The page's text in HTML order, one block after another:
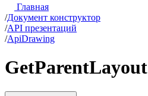
Главная
/Документ конструктор
/API презентаций
/ApiDrawing
GetParentLayout